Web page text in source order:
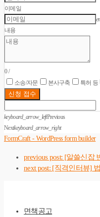
이메일
내용
0/
소송/자문
본사구축 특허 등
신청 접수
keyboard_arrow_leftPrevious
Nextkeyboard_arrow_right
FormCraft - WordPress form builder
previous post: [알쓸신잡
next post: [직격인터뷰]
면책공고